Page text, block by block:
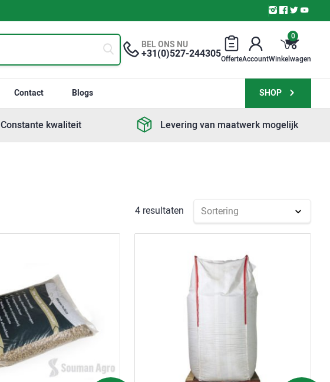
BEL ONS NU
+31(0)527-244305OfferteAccount
0
Winkelwagen
Contact Blogs SHOP
Constante kwaliteit Levering van maatwerk mogelijk
4 resultaten